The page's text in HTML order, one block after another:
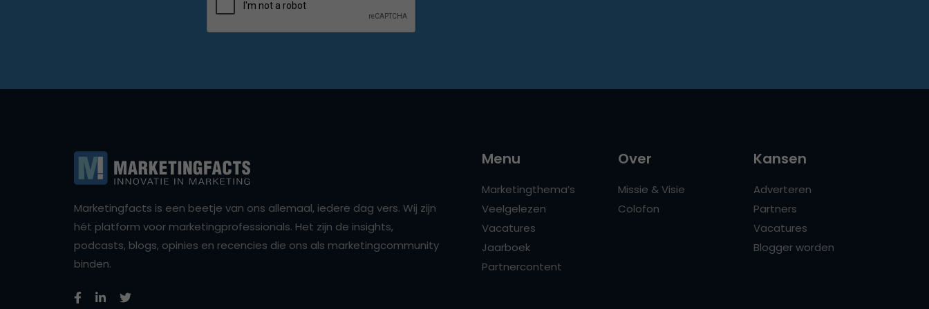
Marketingfacts is een beetje van ons allemaal, iedere dag vers. Wij zijn
hét platform voor marketingprofessionals. Het zijn de insights,
podcasts, blogs, opinies en recencies die ons als marketingcommunity
binden.
Menu
Marketingthema’s
Veelgelezen
Vacatures
Jaarboek
Partnercontent
Over
Missie & Visie
Colofon
Kansen
Adverteren
Partners
Vacatures
Blogger worden